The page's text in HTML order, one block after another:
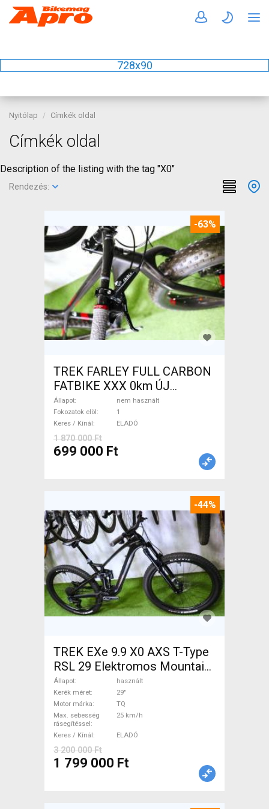
728x90
Nyitólap Címkék oldal
Címkék oldal
Description of the listing with the tag "X0"
Rendezés:
-63%
TREK FARLEY FULL CARBON
FATBIKE XXX 0km ÚJ
WAMPA CF Fatbike nem
használt ELADÓ
Állapot
nem használt
Fokozatok elöl
1
Keres / Kínál
ELADÓ
1 870 000 Ft
699 000 Ft
-44%
TREK EXe 9.9 X0 AXS T-Type
RSL 29 Elektromos Mountain
Bike 29" össztelós / fully TQ
használt ELADÓ
Állapot
használt
Kerék méret
29"
Motor márka
TQ
Max. sebesség
rásegítéssel
25 km/h
Keres / Kínál ELADÓ
3 200 000 Ft
1 799 000 Ft